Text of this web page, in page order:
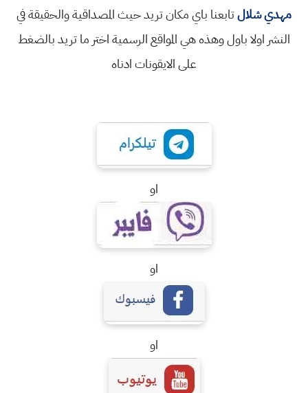
مهدي شلالتابعنا باي مكان تريد حيث المصداقية والحقيقة في
النشر اولا باول وهذه هي المواقع الرسمية اختر ما تريد بالضغط
على الايقونات ادناه
او
او
او